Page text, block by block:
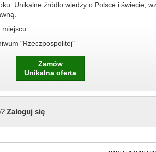
Unikalne źródło wiedzy o Polsce i świecie,
"Rzeczpospolitej"
Zamów
Unikalna oferta
Zaloguj się